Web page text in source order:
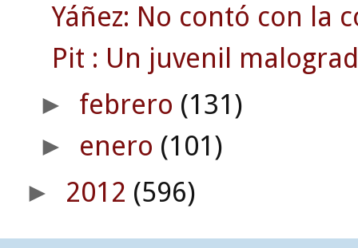
Yáñez: No contó con la
Pit : Un juvenil
► febrero (131)
► enero (101)
► 2012 (596)